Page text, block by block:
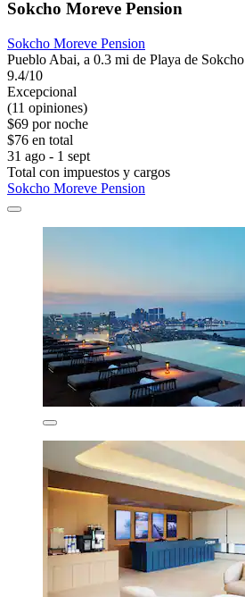
Sokcho Moreve Pension
Sokcho Moreve Pension
Pueblo Abai, a 0.3 mi de Playa de Sokcho
9.4/10
Excepcional
(11 opiniones)
$69 por noche
$76 en total
31 ago - 1 sept
Total con impuestos y cargos
Sokcho Moreve Pension